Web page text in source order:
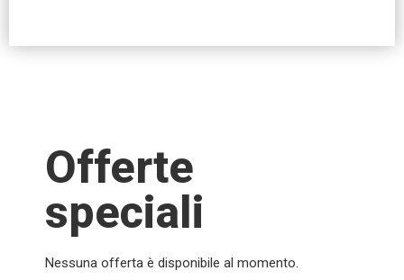
Offerte
speciali
Nessuna offerta è disponibile al momento.